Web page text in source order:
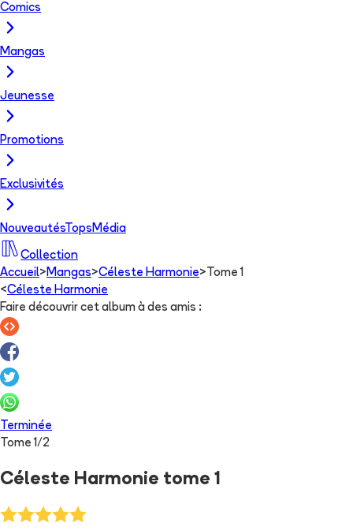
Comics
Mangas
Jeunesse
Promotions
Exclusivités
NouveautésTops Média
Collection
Accueil> Mangas>Céleste Harmonie> Tome 1
<Céleste Harmonie
Faire découvrir cet album à des amis :
Terminée
Tome1/2
Céleste Harmonie tome 1